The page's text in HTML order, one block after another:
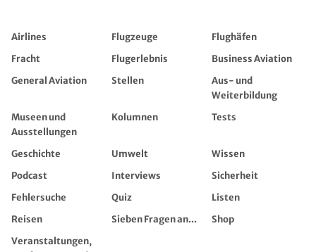
Airlines Flugzeuge
Flughäfen
Fracht
Flugerlebnis
Business Aviation
General Aviation
Stellen
Aus- und
Weiterbildung
Museen und
Ausstellungen
Kolumnen Tests
Geschichte Umwelt
Wissen
Podcast
Interviews
Sicherheit
Fehlersuche
Quiz
Listen
Reisen
Sieben Fragen an...
Shop
Veranstaltungen,